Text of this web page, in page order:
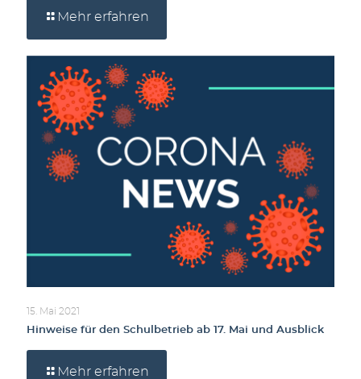
Mehr erfahren
15. Mai 2021
Hinweise für den Schulbetrieb ab 17. Mai und Ausblick
Mehr erfahren